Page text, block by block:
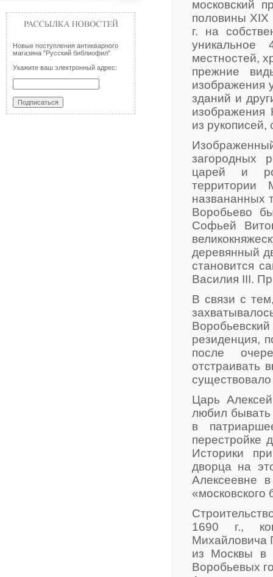
Новые поступления антикварного
магазина "Русский библиофил"
Укажите ваш электронный адрес:
московский
половины XIX
г. на
местностей,
прежние
изображения
зданий и
изображения
из
загородных
царей и
названанных
Воробьево
Софьей
деревянный
становится
Василия III.
В связи с
резиденция,
после
отстраивать
существовало
Царь
любил
в
перестройке
Историки
дворца на
Алексеевне
«московского
1690 г.,
Михайловича
из Москвы в
Воробьевых